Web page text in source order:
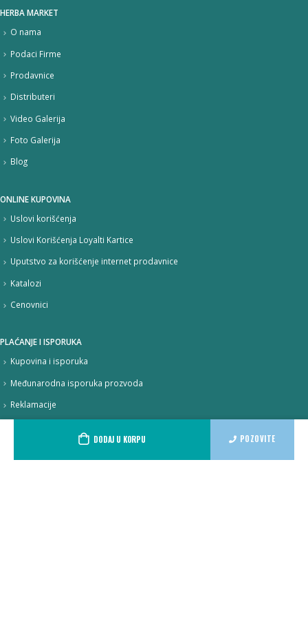
DODAJ U KORPU POZOVITE
HERBA MARKET
O nama
Podaci Firme
Prodavnice
Distributeri
Video Galerija
Foto Galerija
Blog
ONLINE KUPOVINA
Uslovi korišćenja
Uslovi Korišćenja Loyalti Kartice
Uputstvo za korišćenje internet prodavnice
Katalozi
Cenovnici
PLAĆANJE I ISPORUKA
Kupovina i isporuka
Međunarodna isporuka prozvoda
Reklamacije